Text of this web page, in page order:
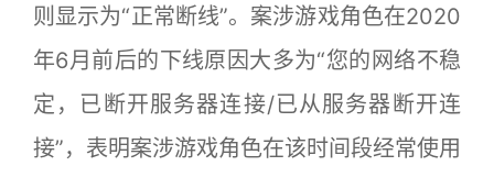
则显示为“正常断线”。案涉游戏角色在2020
年6月前后的下线原因大多为“您的网络不稳
定，已断开服务器连接/已从服务器断开连
接”，表明案涉游戏角色在该时间段经常使用